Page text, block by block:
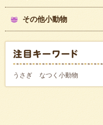
その他小動物
うさぎ なつく小動物